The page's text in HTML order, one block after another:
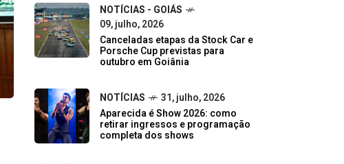
NOTÍCIAS - GOIÁS
09, julho, 2026
Canceladas etapas da Stock Car e
Porsche Cup previstas para
outubro em Goiânia
NOTÍCIAS
31, julho, 2026
Aparecida é Show 2026: como
retirar ingressos e programação
completa dos shows